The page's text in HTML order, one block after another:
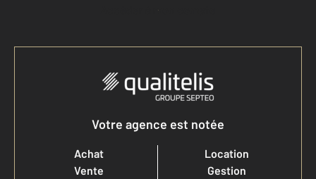
Accéder à mon compte
Votre agence est notée
Achat
Vente
Location
Gestion